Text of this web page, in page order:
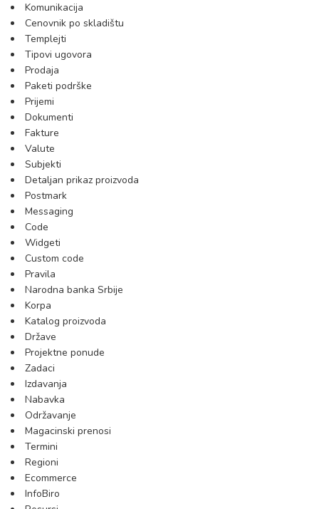
Komunikacija
Cenovnik po skladištu
Templejti
Tipovi ugovora
Prodaja
Paketi podrške
Prijemi
Dokumenti
Fakture
Valute
Subjekti
Detaljan prikaz proizvoda
Postmark
Messaging
Code
Widgeti
Custom code
Pravila
Narodna banka Srbije
Korpa
Katalog proizvoda
Države
Projektne ponude
Zadaci
Izdavanja
Nabavka
Održavanje
Magacinski prenosi
Termini
Regioni
Ecommerce
InfoBiro